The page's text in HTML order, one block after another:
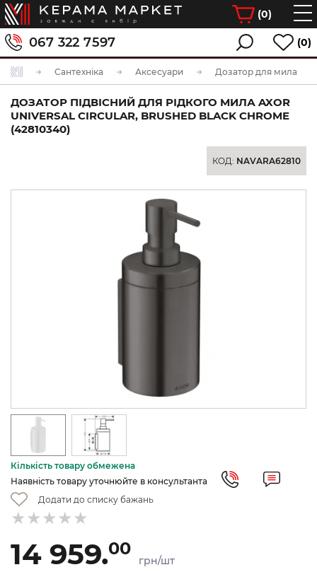
(0)
067 322 7597 (0)
Сантехніка Аксесуари Дозатор для мила
ДОЗАТОР ПІДВІСНИЙ ДЛЯ РІДКОГО МИЛА AXOR
UNIVERSAL CIRCULAR, BRUSHED BLACK CHROME
(42810340)
КОД: NAVARA62810
Кількість товару обмежена
Наявність товару уточнюйте в консультанта
Додати до списку бажань
14 959.00
грн/шт